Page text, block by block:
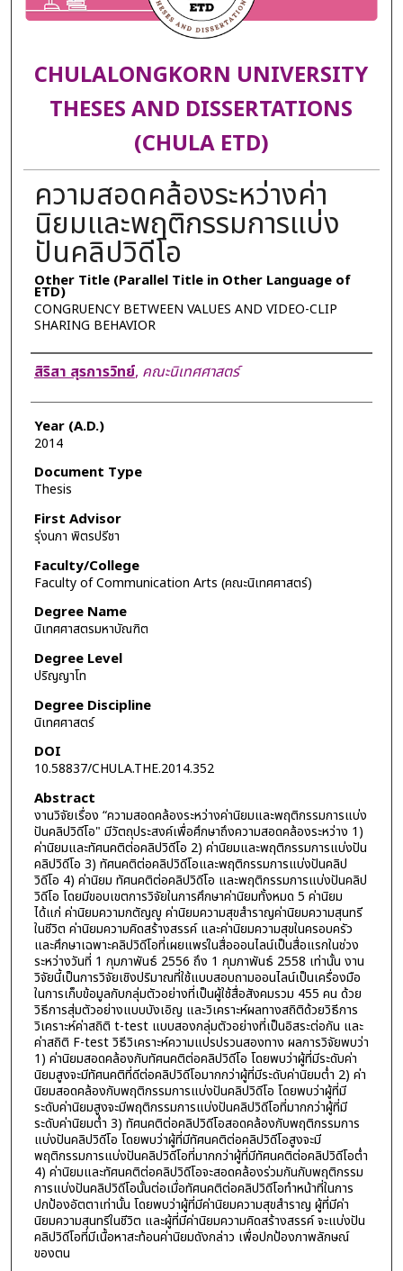
CHULALONGKORN UNIVERSITY
THESES AND DISSERTATIONS
(CHULA ETD)
ความสอดคล้องระหว่างค่า
นิยมและพฤติกรรมการแบ่ง
ปันคลิปวิดีโอ
Other Title (Parallel Title in Other Language of
ETD)
CONGRUENCY BETWEEN VALUES AND VIDEO-CLIP
SHARING BEHAVIOR
Author
สิริสา สุรการวิทย์, คณะนิเทศศาสตร์
Year (A.D.)
2014
Document Type
Thesis
First Advisor
รุ่งนภา พิตรปรีชา
Faculty/College
Faculty of Communication Arts (คณะนิเทศศาสตร์)
Degree Name
นิเทศศาสตรมหาบัณฑิต
Degree Level
ปริญญาโท
Degree Discipline
นิเทศศาสตร์
DOI
10.58837/CHULA.THE.2014.352
Abstract
งานวิจัยเรื่อง “ความสอดคล้องระหว่างค่านิยมและพฤติกรรมการแบ่ง
ปันคลิปวิดีโอ" มีวัตถุประสงค์เพื่อศึกษาถึงความสอดคล้องระหว่าง 1)
ค่านิยมและทัศนคติต่อคลิปวิดีโอ 2) ค่านิยมและพฤติกรรมการแบ่งปัน
คลิปวิดีโอ 3) ทัศนคติต่อคลิปวิดีโอและพฤติกรรมการแบ่งปันคลิป
วิดีโอ 4) ค่านิยม ทัศนคติต่อคลิปวิดีโอ และพฤติกรรมการแบ่งปันคลิป
วิดีโอ โดยมีขอบเขตการวิจัยในการศึกษาค่านิยมทั้งหมด 5 ค่านิยม
ได้แก่ ค่านิยมความกตัญญู ค่านิยมความสุขสำราญค่านิยมความสุนทรี
ในชีวิต ค่านิยมความคิดสร้างสรรค์ และค่านิยมความสุขในครอบครัว
และศึกษาเฉพาะคลิปวิดีโอที่เผยแพร่ในสื่อออนไลน์เป็นสื่อแรกในช่วง
ระหว่างวันที่ 1 กุมภาพันธ์ 2556 ถึง 1 กุมภาพันธ์ 2558 เท่านั้น งาน
วิจัยนี้เป็นการวิจัยเชิงปริมาณที่ใช้แบบสอบถามออนไลน์เป็นเครื่องมือ
ในการเก็บข้อมูลกับกลุ่มตัวอย่างที่เป็นผู้ใช้สื่อสังคมรวม 455 คน ด้วย
วิธีการสุ่มตัวอย่างแบบบังเอิญ และวิเคราะห์ผลทางสถิติด้วยวิธีการ
วิเคราะห์ค่าสถิติ t-test แบบสองกลุ่มตัวอย่างที่เป็นอิสระต่อกัน และ
ค่าสถิติ F-test วิธีวิเคราะห์ความแปรปรวนสองทาง ผลการวิจัยพบว่า
1) ค่านิยมสอดคล้องกับทัศนคติต่อคลิปวิดีโอ โดยพบว่าผู้ที่มีระดับค่า
นิยมสูงจะมีทัศนคติที่ดีต่อคลิปวิดีโอมากกว่าผู้ที่มีระดับค่านิยมต่ำ 2) ค่า
นิยมสอดคล้องกับพฤติกรรมการแบ่งปันคลิปวิดีโอ โดยพบว่าผู้ที่มี
ระดับค่านิยมสูงจะมีพฤติกรรมการแบ่งปันคลิปวิดีโอที่มากกว่าผู้ที่มี
ระดับค่านิยมต่ำ 3) ทัศนคติต่อคลิปวิดีโอสอดคล้องกับพฤติกรรมการ
แบ่งปันคลิปวิดีโอ โดยพบว่าผู้ที่มีทัศนคติต่อคลิปวิดีโอสูงจะมี
พฤติกรรมการแบ่งปันคลิปวิดีโอที่มากกว่าผู้ที่มีทัศนคติต่อคลิปวิดีโอต่ำ
4) ค่านิยมและทัศนคติต่อคลิปวิดีโอจะสอดคล้องร่วมกันกับพฤติกรรม
การแบ่งปันคลิปวิดีโอนั้นต่อเมื่อทัศนคติต่อคลิปวิดีโอทำหน้าที่ในการ
ปกป้องอัตตาเท่านั้น โดยพบว่าผู้ที่มีค่านิยมความสุขสำราญ ผู้ที่มีค่า
นิยมความสุนทรีในชีวิต และผู้ที่มีค่านิยมความคิดสร้างสรรค์ จะแบ่งปัน
คลิปวิดีโอที่มีเนื้อหาสะท้อนค่านิยมดังกล่าว เพื่อปกป้องภาพลักษณ์
ของตน